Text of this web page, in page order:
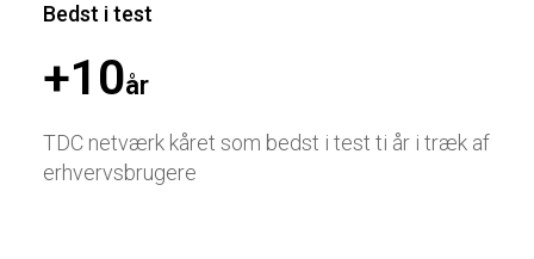
Bedst i test
+10år
TDC netværk kåret som bedst i test ti år i træk af
erhvervsbrugere